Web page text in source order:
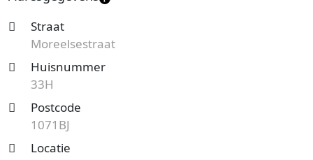
Straat
Moreelsestraat
Huisnummer
33H
Postcode
1071BJ
Locatie